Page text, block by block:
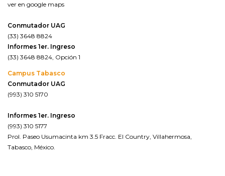
ver en google maps
Conmutador UAG
(33) 3648 8824
Informes 1er. Ingreso
(33) 3648 8824, Opción 1
Campus Tabasco
Conmutador UAG
(993) 310 5170
Informes 1er. Ingreso
(993) 310 5177
Prol. Paseo Usumacinta km 3.5 Fracc. El Country, Villahermosa,
Tabasco, México.